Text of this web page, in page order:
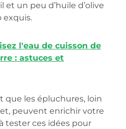
et un peu d’huile d’olive
exquis.
l'eau de cuisson de
: astuces et
que les épluchures, loin
peuvent enrichir votre
tester ces idées pour